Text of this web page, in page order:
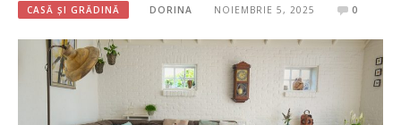
CASĂ ȘI GRĂDINĂ DORINA NOIEMBRIE 5, 2025 0